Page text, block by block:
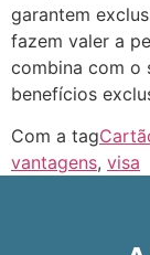
garantem
fazem valer a
combina com o
benefícios
Com a tag
vantagens, visa